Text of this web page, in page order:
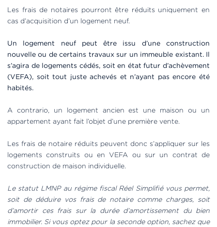
Les frais de notaires pourront être réduits uniquement en
cas d’acquisition d’un logement neuf.
Un logement neuf peut être issu d’une construction
nouvelle ou de certains travaux sur un immeuble existant. Il
s’agira de logements cédés, soit en état futur d’achèvement
(VEFA), soit tout juste achevés et n’ayant pas encore été
habités.
A contrario, un logement ancien est une maison ou un
appartement ayant fait l’objet d’une première vente.
Les frais de notaire réduits peuvent donc s’appliquer sur les
logements construits ou en VEFA ou sur un contrat de
construction de maison individuelle.
Le statut LMNP au régime fiscal Réel Simplifié vous permet,
soit de déduire vos frais de notaire comme charges, soit
d’amortir ces frais sur la durée d’amortissement du bien
immobilier. Si vous optez pour la seconde option, sachez que